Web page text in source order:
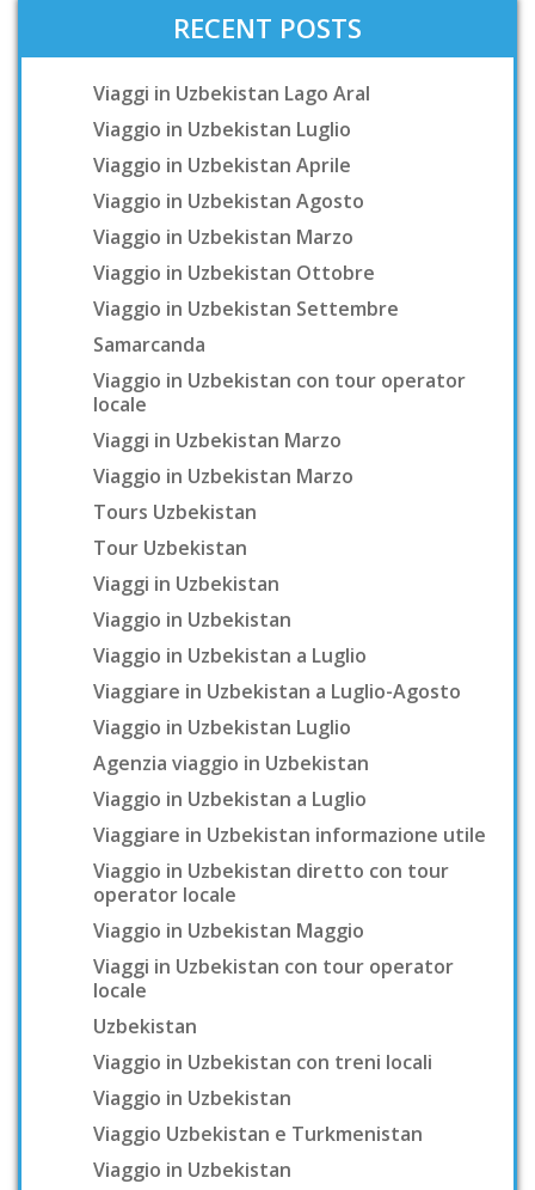
RECENT POSTS
Viaggi in Uzbekistan Lago Aral
Viaggio in Uzbekistan Luglio
Viaggio in Uzbekistan Aprile
Viaggio in Uzbekistan Agosto
Viaggio in Uzbekistan Marzo
Viaggio in Uzbekistan Ottobre
Viaggio in Uzbekistan Settembre
Samarcanda
Viaggio in Uzbekistan con tour operator
locale
Viaggi in Uzbekistan Marzo
Viaggio in Uzbekistan Marzo
Tours Uzbekistan
Tour Uzbekistan
Viaggi in Uzbekistan
Viaggio in Uzbekistan
Viaggio in Uzbekistan a Luglio
Viaggiare in Uzbekistan a Luglio-Agosto
Viaggio in Uzbekistan Luglio
Agenzia viaggio in Uzbekistan
Viaggio in Uzbekistan a Luglio
Viaggiare in Uzbekistan informazione utile
Viaggio in Uzbekistan diretto con tour
operator locale
Viaggio in Uzbekistan Maggio
Viaggi in Uzbekistan con tour operator
locale
Uzbekistan
Viaggio in Uzbekistan con treni locali
Viaggio in Uzbekistan
Viaggio Uzbekistan e Turkmenistan
Viaggio in Uzbekistan